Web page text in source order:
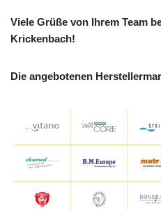
Viele Grüße von Ihrem Team
Krickenbach!
Die angebotenen